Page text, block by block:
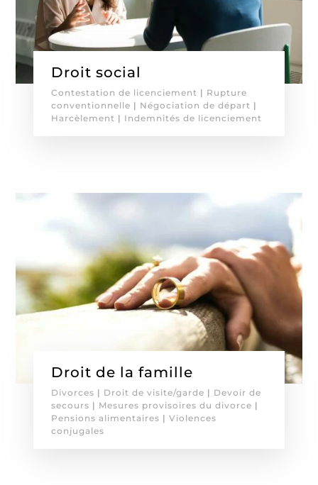
Droit social
Contestation de licenciement | Rupture
conventionnelle | Négociation de départ |
Harcèlement | Indemnités de licenciement
Droit de la famille
Divorces | Droit de visite/garde | Devoir de
secours | Mesures provisoires du divorce |
Pensions alimentaires | Violences
conjugales